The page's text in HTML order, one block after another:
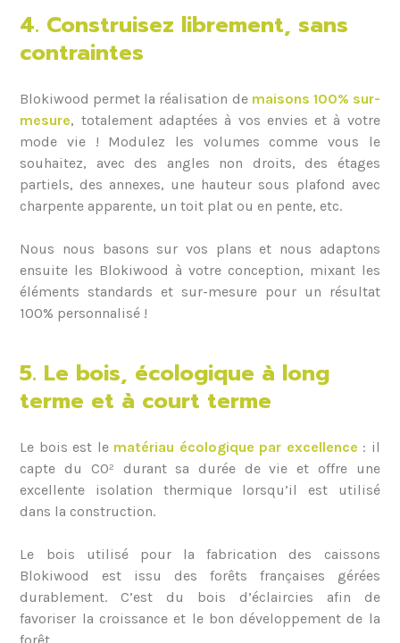
4. Construisez librement, sans
contraintes
Blokiwood permet la réalisation de maisons 100% sur-
mesure, totalement adaptées à vos envies et à votre
mode vie ! Modulez les volumes comme vous le
souhaitez, avec des angles non droits, des étages
partiels, des annexes, une hauteur sous plafond avec
charpente apparente, un toit plat ou en pente, etc.
Nous nous basons sur vos plans et nous adaptons
ensuite les Blokiwood à votre conception, mixant les
éléments standards et sur-mesure pour un résultat
100% personnalisé !
5. Le bois, écologique à long
terme et à court terme
Le bois est le matériau écologique par excellence : il
capte du CO² durant sa durée de vie et offre une
excellente isolation thermique lorsqu’il est utilisé
dans la construction.
Le bois utilisé pour la fabrication des caissons
Blokiwood est issu des forêts françaises gérées
durablement. C’est du bois d’éclaircies afin de
favoriser la croissance et le bon développement de la
forêt.